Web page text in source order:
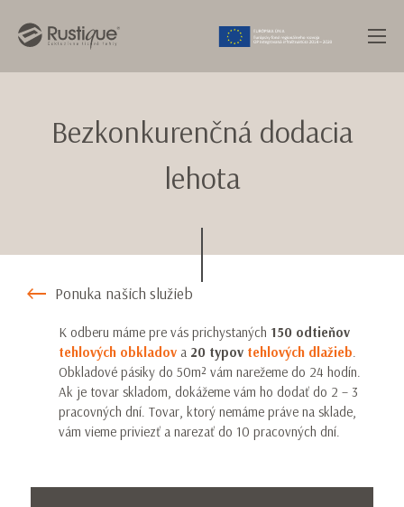
Bezkonkurenčná dodacia
lehota
Ponuka našich služieb
K odberu máme pre vás prichystaných 150 odtieňov
tehlových obkladov a 20 typov tehlových dlažieb.
Obkladové pásiky do 50m² vám narežeme do 24 hodín.
Ak je tovar skladom, dokážeme vám ho dodať do 2 – 3
pracovných dní. Tovar, ktorý nemáme práve na sklade,
vám vieme priviezť a narezať do 10 pracovných dní.